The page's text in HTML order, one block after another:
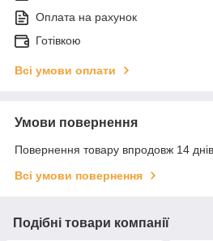
Оплата на рахунок
Готівкою
Всі умови оплати
Умови повернення
Повернення товару впродовж 14
Всі умови повернення
Подібні товари компанії